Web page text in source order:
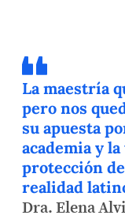
La maestría
pero nos
su apuesta
academia y
protección
realidad
Dra. Elena